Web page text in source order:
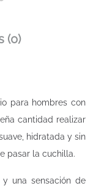
(0)
para hombres con
cantidad realizar
hidratada y sin
pasar la cuchilla.
una sensación de